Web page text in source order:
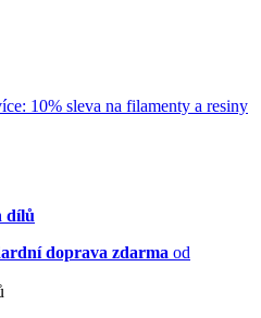
10% sleva na filamenty a resiny
dílů
doprava zdarma od